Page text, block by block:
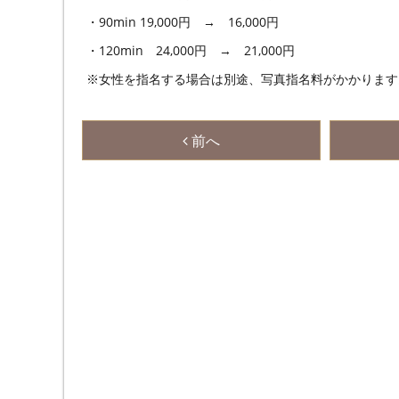
・90min 19,000円 → 16,000円
・120min 24,000円 → 21,000円
※女性を指名する場合は別途、写真指名料がかかります
前へ